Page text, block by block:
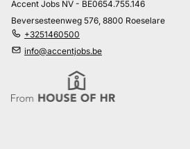
Accent Jobs NV - BE0654.755.146
Beversesteenweg 576, 8800 Roeselare
+3251460500
info@accentjobs.be